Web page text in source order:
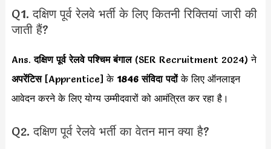
Q1. दक्षिण पूर्व रेलवे भर्ती के लिए कितनी रिक्तियां जारी की
जाती हैं?
Ans.दक्षिण पूर्व रेलवे पश्चिम बंगाल(SER Recruitment 2024) ने
अपरेंटिस[Apprentice] के 1846 संविदा पदोंके लिए ऑनलाइन
आवेदन करने के लिए योग्य उम्मीदवारों को आमंत्रित कर रहा है।
Q2. दक्षिण पूर्व रेलवे भर्ती का वेतन मान क्या है?